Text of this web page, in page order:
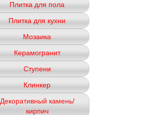
Плитка для пола
Плитка для кухни
Мозаика
Керамогранит
Ступени
Клинкер
Декоративный камень/
кирпич